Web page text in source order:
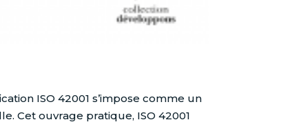
ISO 42001 s’impose comme un
Cet ouvrage pratique, ISO 42001